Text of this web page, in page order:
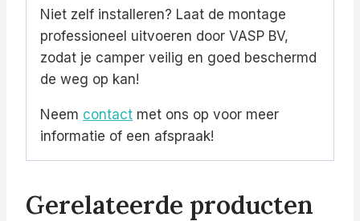
Niet zelf installeren? Laat de montage
professioneel uitvoeren door VASP BV,
zodat je camper veilig en goed beschermd
de weg op kan!
Neem contact met ons op voor meer
informatie of een afspraak!
Gerelateerde producten